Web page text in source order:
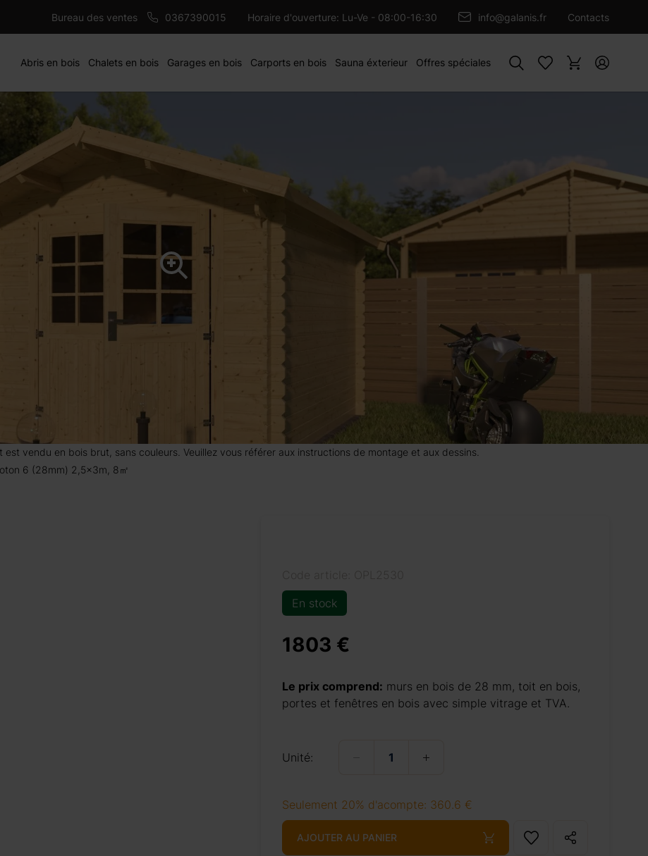
Bureau des ventes 0367390015 Horaire d'ouverture: Lu-Ve - 08:00-16:30 info@galanis.fr
Contacts
Rechercher
Abris en bois Chalets en bois Garages en bois Carports en bois Sauna éxterieur Offres spéciales
vendu en bois brut, sans couleurs. Veuillez vous référer aux instructions de montage et aux dessins.
6 (28mm) 2,5x3m, 8㎡
En stock
1803 €
Le prix comprend: murs en bois de 28 mm, toit en bois,
portes et fenêtres en bois avec simple vitrage et TVA.
Unité:
Seulement 20% d'acompte: 360.6 €
AJOUTER AU PANIER